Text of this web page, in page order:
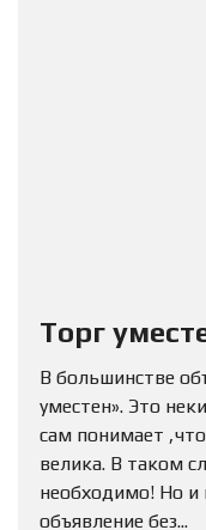
Торг
В большинстве
уместен». Это
сам понимает
велика. В таком
необходимо! Но и
объявление без...